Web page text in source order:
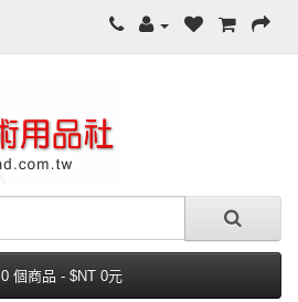
0 個商品 - $NT 0元